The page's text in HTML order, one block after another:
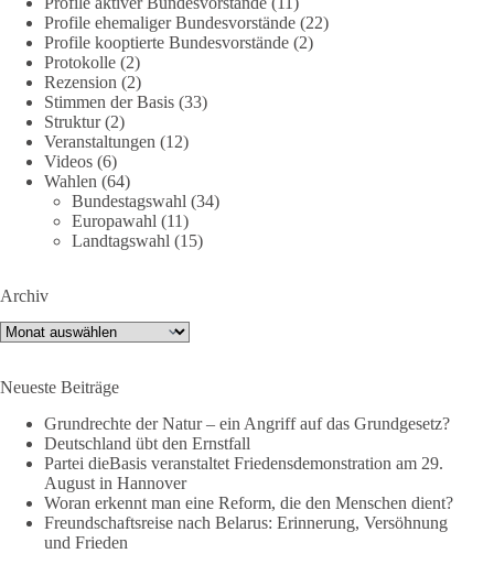
werden.
Die Ereignisse in Ceuta zeigen, wie schnell Menschen
zwischen geopolitische Interessen geraten können.
Unabhängig davon, welche politischen oder diplomatischen
Ursachen diese Krise im Einzelnen hatte, eines wird deutlich:
Wenn Migration als Druckmittel eingesetzt oder von
Schleusernetzwerken ausgenutzt werden kann, verlieren am
Ende immer die Menschen.
🟩🟩🟦🟦🟥🟥🟧🟧
dieBasis meint:
Wer Menschen für politische Interessen instrumentalisiert,
Europa braucht eine Migrationspolitik, die auf drei
Grundpfeilern beruht:
✅ Achtung der Menschenwürde
✅ Wahrung rechtsstaatlicher Verfahren
✅ Verantwortung statt Symbolpolitik
Profile ehemaliger Bundesvorstände (22)
Profile kooptierte Bundesvorstände (2)
Protokolle (2)
Rezension (2)
Stimmen der Basis (33)
Struktur(2)
Veranstaltungen (12)
Videos (6)
Wahlen (64)
Bundestagswahl (34)
Europawahl (11)
Landtagswahl (15)
Archiv
Archiv
Neueste Beiträge
Grundrechte der Natur – ein Angriff auf das Grundgesetz?
Deutschland übt den Ernstfall
Partei dieBasis veranstaltet Friedensdemonstration am 29.
August in Hannover
Woran erkennt man eine Reform, die den Menschen dient?
Freundschaftsreise nach Belarus: Erinnerung, Versöhnung
und Frieden